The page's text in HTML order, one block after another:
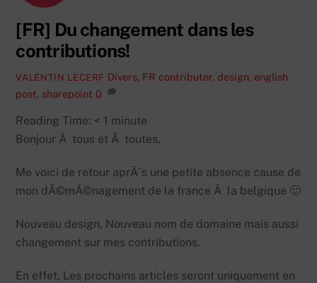
[FR] Du changement dans les
contributions!
VALENTIN LECERF Divers, FR contributor, design, english
post, sharepoint 0
Reading Time: < 1 minute
Bonjour Ã tous et Ã toutes,
Me voici de retour aprÃ¨s une petite absence cause de
mon dÃ©mÃ©nagement de la france Ã la belgique 🙂
Nouveau design, Nouveau nom de domaine mais aussi
changement sur mes contributions.
En effet, Les prochains articles seront uniquement en